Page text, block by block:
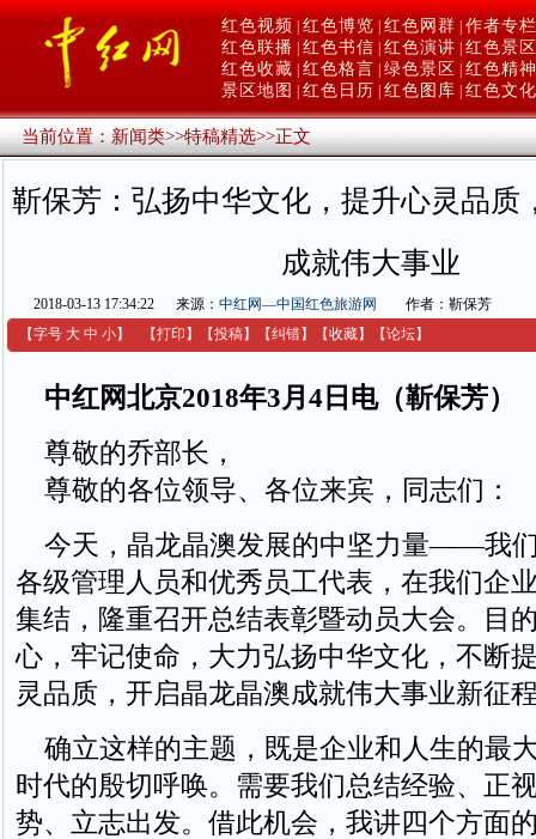
红色视频 红色博览 红色网群 作者专栏
红色联播 红色书信 红色演讲 红色景区
红色收藏 红色格言 绿色景区
红色精神
景区地图
红色日历 红色图库 红色文化
当前位置：新闻类>>特稿精选>>正文
靳保芳：弘扬中华文化，提升心灵品质
成就伟大事业
2018-03-13 17:34:22 来源： 中红网—中国红色旅游网
作者：靳保芳
【字号 大 中 小】 【打印 】 【投稿】 【纠错】 【收藏】 【论坛】
中红网北京2018年3月4日电（靳保芳）
尊敬的乔部长，
尊敬的各位领导、各位来宾，同志们：
今天，晶龙晶澳发展的中坚力量——我
各级管理人员和优秀员工代表，在我们企
集结，隆重召开总结表彰暨动员大会。目
心，牢记使命，大力弘扬中华文化，不断
灵品质，开启晶龙晶澳成就伟大事业新征
确立这样的主题，既是企业和人生的最
时代的殷切呼唤。需要我们总结经验、正
势、立志出发。借此机会，我讲四个方面